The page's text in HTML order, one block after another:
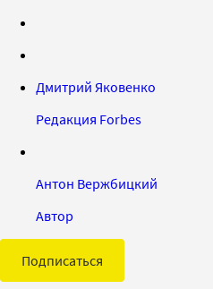
Дмитрий Яковенко
Редакция Forbes
Антон Вержбицкий
Автор
Подписаться